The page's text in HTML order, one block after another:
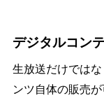
デジタルコン
生放送だけでは
ンツ自体の販売が